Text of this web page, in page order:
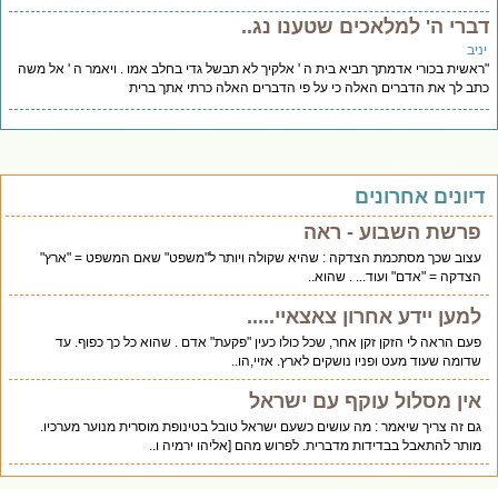
ה' למלאכים שטענו נג..
בכורי אדמתך תביא בית ה ' אלקיך לא תבשל גדי בחלב אמו . ויאמר ה ' אל משה
לך את הדברים האלה כי על פי הדברים האלה כרתי אתך ברית
אחרונים
פרשת השבוע - ראה
עצוב שכך מסתכמת הצדקה : שהיא שקולה ויותר ל"משפט" שאם המשפט = "ארץ"
הצדקה = "אדם" ועוד... . שהוא..
למען יידע אחרון צאצאיי.....
פעם הראה לי הזקן זקן אחר, שכל כולו כעין "פקעת" אדם . שהוא כל כך כפוף. עד
שדומה שעוד מעט ופניו נושקים לארץ. אזיי,הו..
אין מסלול עוקף עם ישראל
גם זה צריך שיאמר : מה עושים כשעם ישראל טובל בטינופת מוסרית מנוער מערכיו.
מותר להתאבל בבדידות מדברית. לפרוש מהם [אליהו ירמיה ו..